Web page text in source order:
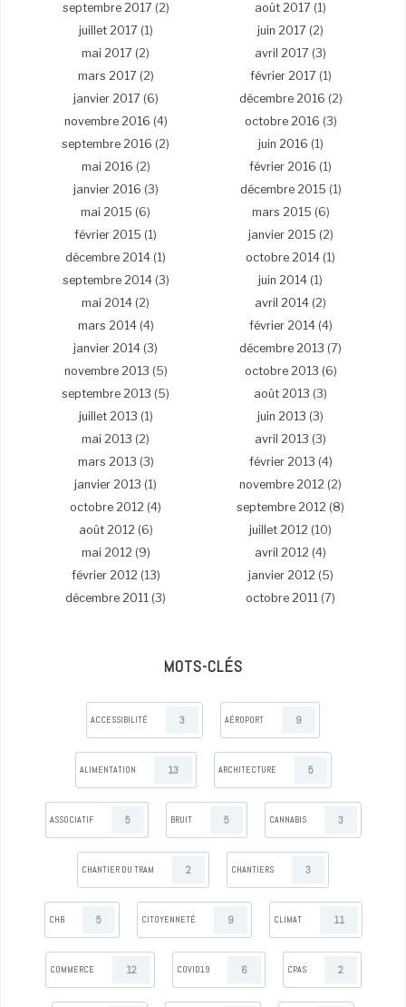
septembre 2017 (2) août 2017 (1)
juillet 2017 (1) juin 2017 (2)
mai 2017 (2) avril 2017 (3)
mars 2017 (2) février 2017 (1)
janvier 2017 (6) décembre 2016 (2)
novembre 2016 (4) octobre 2016 (3)
septembre 2016 (2) juin 2016 (1)
mai 2016 (2) février 2016 (1)
janvier 2016 (3) décembre 2015 (1)
mai 2015 (6) mars 2015 (6)
février 2015 (1) janvier 2015 (2)
décembre 2014 (1) octobre 2014 (1)
septembre 2014(3) juin 2014 (1)
mai 2014 (2) avril 2014 (2)
mars 2014(4) février 2014(4)
janvier 2014 (3) décembre 2013 (7)
novembre 2013 (5) octobre 2013 (6)
septembre 2013 (5) août 2013 (3)
juillet 2013 (1) juin 2013 (3)
mai 2013 (2) avril 2013 (3)
mars 2013 (3) février 2013 (4)
janvier 2013 (1) novembre 2012 (2)
octobre 2012 (4) septembre 2012 (8)
août 2012 (6) juillet 2012 (10)
mai 2012 (9) avril 2012 (4)
février 2012 (13) janvier 2012 (5)
décembre 2011 (3) octobre 2011 (7)
MOTS-CLÉS
ACCESSIBILITÉ 3 AÉROPORT 9
ALIMENTATION 13 ARCHITECTURE 5
ASSOCIATIF 5 BRUIT 5 CANNABIS 3
CHANTIER DU TRAM 2 CHANTIERS 3
CHB 5 CITOYENNETÉ 9 CLIMAT 11
COMMERCE 12 COVID19 6 CPAS 2